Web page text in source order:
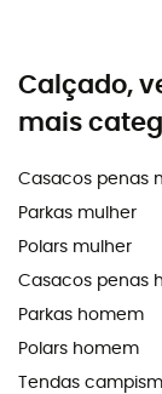
Calçado,
mais
Casacos penas
Parkas mulher
Polars mulher
Casacos penas
Parkas homem
Polars homem
Tendas